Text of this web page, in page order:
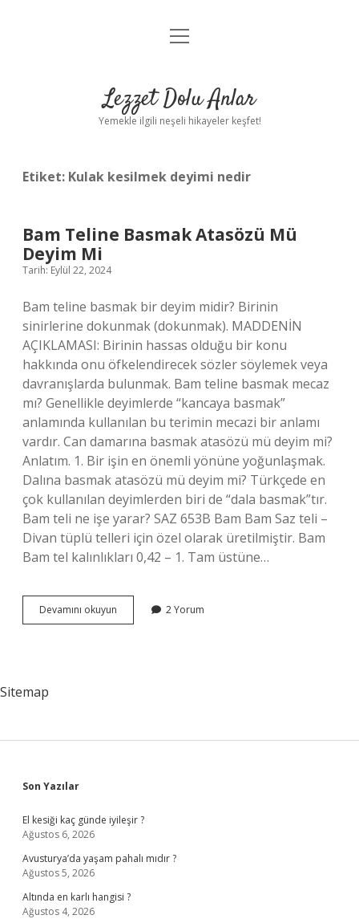
Anasayfa
Yasal Uyarı
menüyü
Lezzet Dolu Anlar
Yemekle ilgili neşeli hikayeler keşfet!
Etiket: Kulak kesilmek deyimi nedir
Bam Teline Basmak Atasözü Mü
Deyim Mi
Tarih: Eylül 22, 2024
Bam teline basmak bir deyim midir? Birinin
sinirlerine dokunmak (dokunmak). MADDENİN
AÇIKLAMASI: Birinin hassas olduğu bir konu
hakkında onu öfkelendirecek sözler söylemek veya
davranışlarda bulunmak. Bam teline basmak mecaz
mı? Genellikle deyimlerde “kancaya basmak”
anlamında kullanılan bu terimin mecazi bir anlamı
vardır. Can damarına basmak atasözü mü deyim mi?
Anlatım. 1. Bir işin en önemli yönüne yoğunlaşmak.
Dalına basmak atasözü mü deyim mi? Türkçede en
çok kullanılan deyimlerden biri de “dala basmak”tır.
Bam teli ne işe yarar? SAZ 653B Bam Bam Saz teli –
Divan tüplü telleri için özel olarak üretilmiştir. Bam
Bam tel kalınlıkları 0,42 – 1. Tam üstüne…
Devamını okuyun
Teline
2 Yorum
Sitemap
Sidebar
Son Yazılar
El kesiği kaç günde iyileşir ?
Ağustos 6, 2026
Avusturya’da yaşam pahalı mıdır ?
Ağustos 5, 2026
Altında en karlı hangisi ?
Ağustos 4, 2026